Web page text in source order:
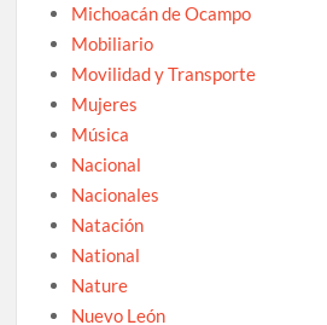
Michoacán de Ocampo
Mobiliario
Movilidad y Transporte
Mujeres
Música
Nacional
Nacionales
Natación
National
Nature
Nuevo León